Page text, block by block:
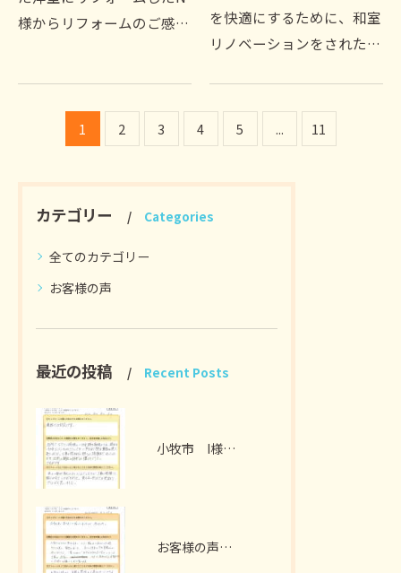
様からリフォームのご感想
来のために自宅のリフォー
ムを考え業者さんをネッ
を快適にするために、和室
リノベーションをされたK
る大工さん」を探している
方へ、という広告を見て私
1 2 3 4 5 ... 11
カテゴリー Categories
全てのカテゴリー
お客様の声
最近の投稿 Recent Posts
小牧市 I様 お客様の声
お客様の声 扶桑町 A様 （ガラス撤去、電気工事）